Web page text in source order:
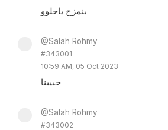
بنمزح ياحلوو
@Salah Rohmy
#343001
10:59 AM, 05 Oct 2023
حبيبنا
@Salah Rohmy
#343002